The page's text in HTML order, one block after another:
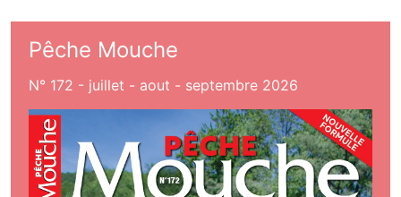
Pêche Mouche
N° 172 - juillet - aout - septembre 2026